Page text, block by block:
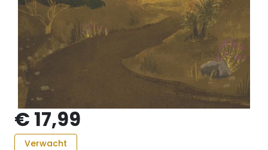
€ 17,99
Verwacht